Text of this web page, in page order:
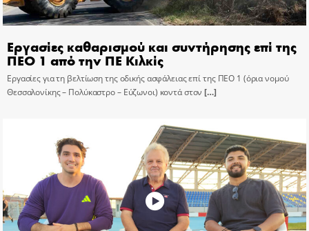
Εργασίες καθαρισμού και συντήρησης επί της
ΠΕΟ 1 από την ΠΕ Κιλκίς
Εργασίες για τη βελτίωση της οδικής ασφάλειας επί της ΠΕΟ 1 (όρια νομού
Θεσσαλονίκης – Πολύκαστρο – Εύζωνοι) κοντά στον […]